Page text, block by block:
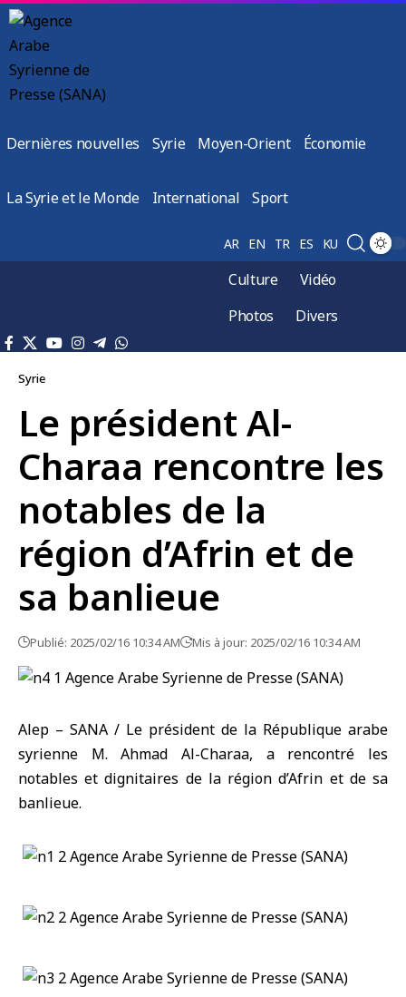
Dernières nouvelles Syrie Moyen-Orient Économie
La Syrie et le Monde International Sport
AR EN TR ES KU
Culture
Vidéo
Photos
Divers
Syrie
Le président Al-
Charaa rencontre les
notables de la
région d’Afrin et de
sa banlieue
Publié: 2025/02/16 10:34 AM Mis à jour: 2025/02/16 10:34 AM
Alep – SANA / Le président de la République arabe
syrienne M. Ahmad Al-Charaa, a rencontré les
notables et dignitaires de la région d’Afrin et de sa
banlieue.